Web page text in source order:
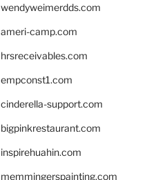
wendyweimerdds.com
ameri-camp.com
hrsreceivables.com
empconst1.com
cinderella-support.com
bigpinkrestaurant.com
inspirehuahin.com
memmingerspainting.com